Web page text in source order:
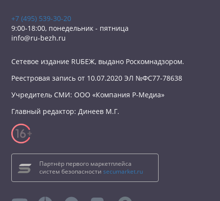
+7 (495) 539-30-20
9:00-18:00, понедельник - пятница
info@ru-bezh.ru
Сетевое издание RUБЕЖ, выдано Роскомнадзором.
Реестровая запись от 10.07.2020 ЭЛ №ФС77-78638
Учредитель СМИ: ООО «Компания Р-Медиа»
Главный редактор: Динеев М.Г.
Партнёр первого маркетплейса
систем безопасности secumarket.ru